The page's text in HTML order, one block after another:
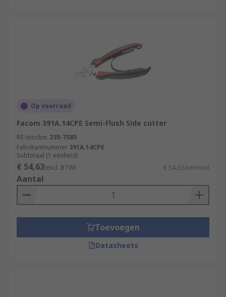
Op voorraad
Facom 391A.14CPE Semi-Flush Side cutter
RS-stocknr. 235-7585
Fabrikantnummer 391A.14CPE
Subtotaal (1 eenheid)
€ 54,63(excl. BTW) € 54,63/eenheid
Aantal
Toevoegen
Datasheets